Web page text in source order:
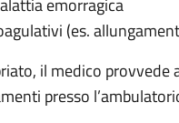
emorragica
(es.
il medico
presso